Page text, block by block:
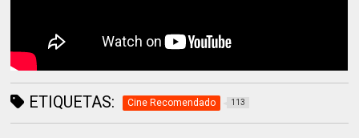
ETIQUETAS: Cine Recomendado 113